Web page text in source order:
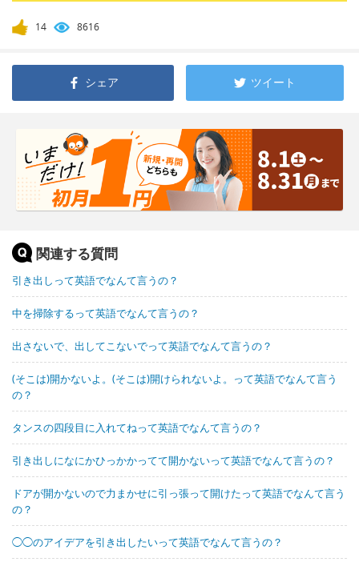
14 8616
シェア ツイート
関連する質問
引き出しって英語でなんて言うの？
中を掃除するって英語でなんて言うの？
出さないで、出してこないでって英語でなんて言うの？
(そこは)開かないよ。(そこは)開けられないよ。って英語でなんて言う
の？
タンスの四段目に入れてねって英語でなんて言うの？
引き出しになにかひっかかってて開かないって英語でなんて言うの？
ドアが開かないので力まかせに引っ張って開けたって英語でなんて言う
の？
◯◯のアイデアを引き出したいって英語でなんて言うの？